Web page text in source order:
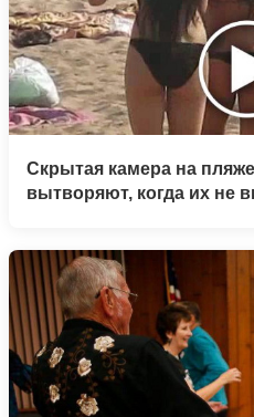
Скрытая камера на
вытворяют, когда их не